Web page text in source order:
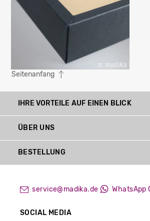
Seitenanfang
IHRE VORTEILE AUF EINEN BLICK
service@madika.de WhatsApp
SOCIAL MEDIA
ÜBER UNS
BESTELLUNG